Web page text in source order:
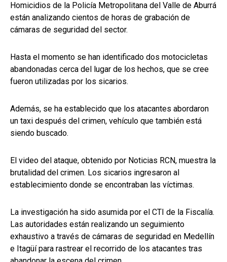
Homicidios de la Policía Metropolitana del Valle de Aburrá
están analizando cientos de horas de grabación de
cámaras de seguridad del sector.
Hasta el momento se han identificado dos motocicletas
abandonadas cerca del lugar de los hechos, que se cree
fueron utilizadas por los sicarios.
Además, se ha establecido que los atacantes abordaron
un taxi después del crimen, vehículo que también está
siendo buscado.
El video del ataque, obtenido por Noticias RCN, muestra la
brutalidad del crimen. Los sicarios ingresaron al
establecimiento donde se encontraban las víctimas.
La investigación ha sido asumida por el CTI de la Fiscalía.
Las autoridades están realizando un seguimiento
exhaustivo a través de cámaras de seguridad en Medellín
e Itagüí para rastrear el recorrido de los atacantes tras